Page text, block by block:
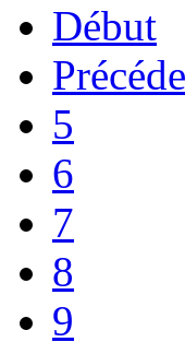
Début
5
6
7
8
9